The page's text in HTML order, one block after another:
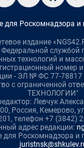
для Роскомнадзора и
издание
службой
технологий и
номер
- ЭЛ № ФС 77-78817
с ограниченной
ТЕХНОЛОГИИ"
Левчук
Россия, Кемерово,
телефон +7 (3842)
адрес редакции:
для Роскомнадзора и